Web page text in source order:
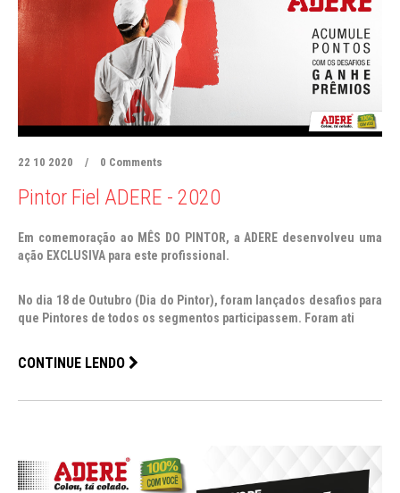
22 10 2020 / 0 Comments
Pintor Fiel ADERE - 2020
Em comemoração ao MÊS DO PINTOR, a ADERE desenvolveu uma
ação EXCLUSIVA para este profissional.
No dia 18 de Outubro (Dia do Pintor), foram lançados desafios para
que Pintores de todos os segmentos participassem. Foram ati
CONTINUE LENDO